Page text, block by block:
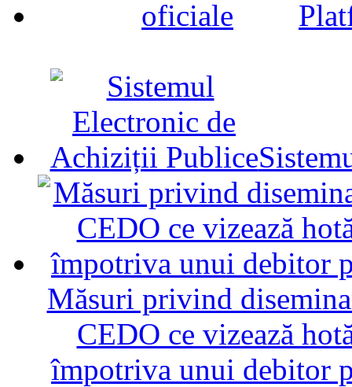
Măsuri privind
CEDO ce vizează
împotriva unui debitor